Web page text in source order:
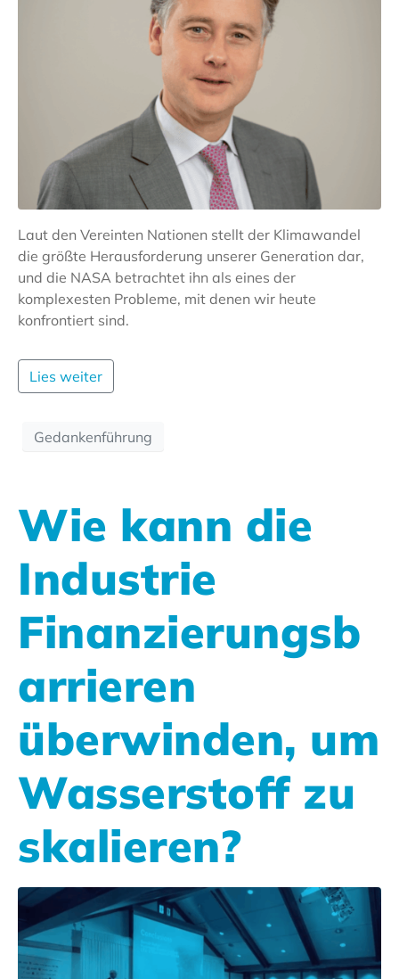
Laut den Vereinten Nationen stellt der Klimawandel
die größte Herausforderung unserer Generation dar,
und die NASA betrachtet ihn als eines der
komplexesten Probleme, mit denen wir heute
konfrontiert sind.
Lies weiter
Gedankenführung
Wie kann die
Industrie
Finanzierungsb
arrieren
überwinden, um
Wasserstoff zu
skalieren?